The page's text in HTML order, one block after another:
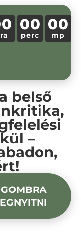
00
perc
00
mp
belső
–